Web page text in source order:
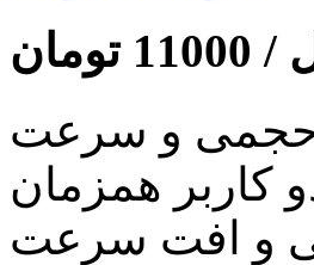
/
11000 تومان
حجمی و سرعت
کاربر همزمان
و افت سرعت